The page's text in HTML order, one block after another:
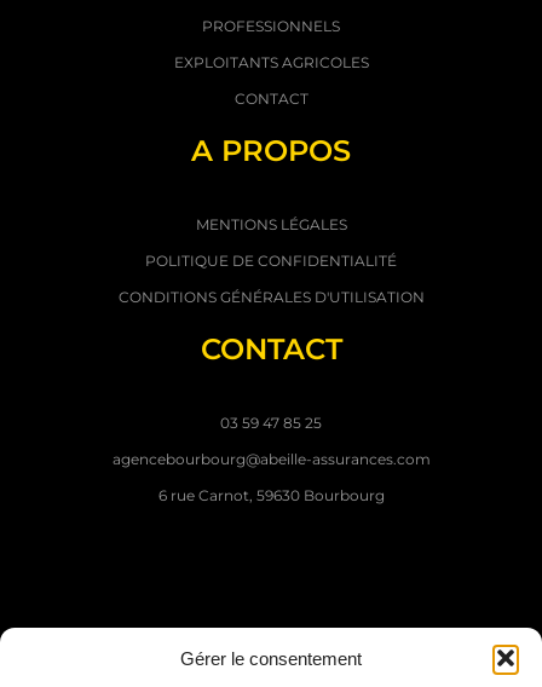
Gérer le consentement
PROFESSIONNELS
EXPLOITANTS AGRICOLES
CONTACT
A PROPOS
MENTIONS LÉGALES
POLITIQUE DE CONFIDENTIALITÉ
CONDITIONS GÉNÉRALES D'UTILISATION
CONTACT
03 59 47 85 25
agencebourbourg@abeille-assurances.com
6 rue Carnot, 59630 Bourbourg